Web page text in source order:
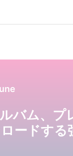
バム、プ
ードする